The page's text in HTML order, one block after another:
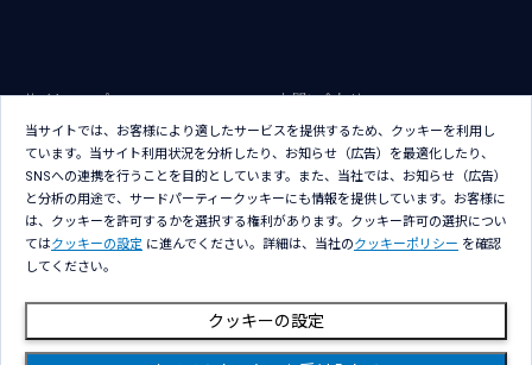
サイトマップ
お問い合わせ
サイトのご利用条件
プライバシーポリシー
アクセシビリティポリシー
クッキー（Cookie）ポリシー
クッキー（Cookie）プリファレン
ス
当サイトでは、お客様により適したサービスを提供するため、クッキーを利用し
ています。当サイト利用状況を分析したり、お知らせ（広告）を最適化したり、
SNSへの連携を行うことを目的としています。また、当社では、お知らせ（広告）
と分析の用途で、サードパーティークッキーにも情報を提供しています。お客様に
は、クッキーを許可するかを選択する権利があります。クッキー許可の選択につい
てはクッキーの設定 に進んでください。詳細は、当社のクッキーポリシー を確認
してください。
クッキーの設定